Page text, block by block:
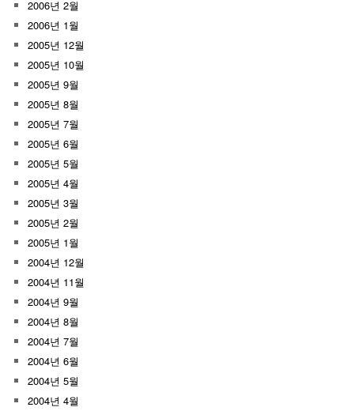
2006년 2월
2006년 1월
2005년 12월
2005년 10월
2005년 9월
2005년 8월
2005년 7월
2005년 6월
2005년 5월
2005년 4월
2005년 3월
2005년 2월
2005년 1월
2004년 12월
2004년 11월
2004년 9월
2004년 8월
2004년 7월
2004년 6월
2004년 5월
2004년 4월